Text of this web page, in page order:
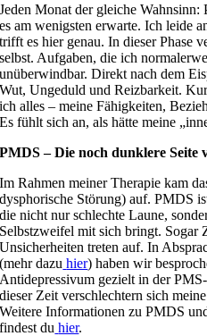
Jeden Monat der gleiche
es am wenigsten erwarte. Ich leide
trifft es hier genau. In dieser Phase
selbst. Aufgaben, die ich
unüberwindbar. Direkt nach dem
Wut, Ungeduld und Reizbarkeit.
ich alles – meine Fähigkeiten,
Es fühlt sich an, als hätte meine
PMDS – Die noch dunklere Seite
Im Rahmen meiner Therapie kam
dysphorische Störung) auf. PMDS
die nicht nur schlechte Laune,
Selbstzweifel mit sich bringt. Sogar
Unsicherheiten treten auf. In
(mehr dazu hier) haben wir
Antidepressivum gezielt in der
dieser Zeit verschlechtern sich
Weitere Informationen zu PMDS
findest du hier.